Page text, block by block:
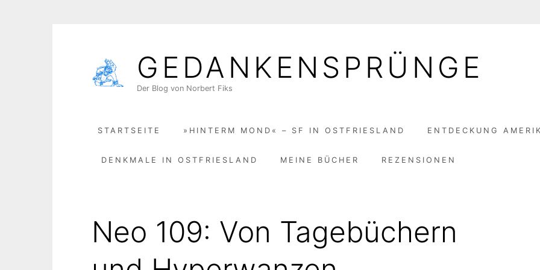
GEDANKENSPRÜNGE
Der Blog von Norbert Fiks
STARTSEITE »HINTERM MOND« – SF IN OSTFRIESLAND ENTDECKUNG
DENKMALE IN OSTFRIESLAND MEINE BÜCHER REZENSIONEN
Neo 109: Von Tagebüchern